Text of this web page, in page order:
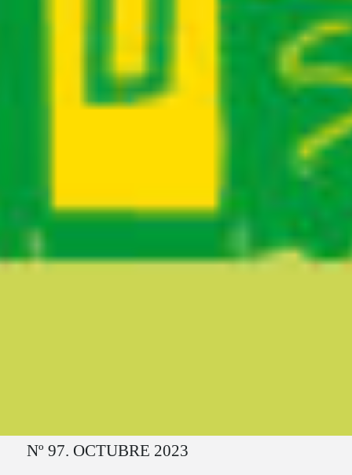
Ruta del sitio
Nº 97. OCTUBRE 2023